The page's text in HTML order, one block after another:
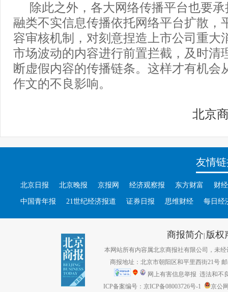
除此之外，各大网络传播平台也要
融类不实信息传播依托网络平台扩散，
容审核机制，对刻意捏造上市公司重大
市场波动的内容进行前置拦截，及时清
断虚假内容的传播链条。这样才有机会
作文的不良影响。
北京
友情
北京日报 北京晚报 京报网 经济观察报 东方财富 财
中国青年报 21世纪经济报道 证券日报 思维财经 每日经
商报简介| 版权
本网站所有内容属北京商报社有限公司，未经
商报地址：北京市朝阳区和平里西街21号
网上有害信息举报 违法和不
ICP备案编号：京ICP备08003726号-1
京公